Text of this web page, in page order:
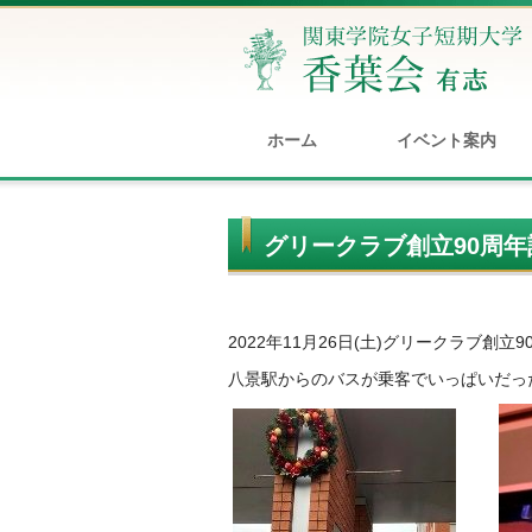
ホーム イベント案内
グリークラブ創立90周
2022年11月26日(土)グリークラブ創立
八景駅からのバスが乗客でいっぱいだ